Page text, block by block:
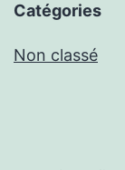
Catégories
Non classé